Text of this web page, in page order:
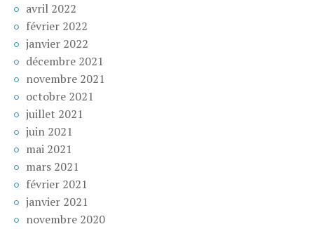
avril 2022
février 2022
janvier 2022
décembre 2021
novembre 2021
octobre 2021
juillet 2021
juin 2021
mai 2021
mars 2021
février 2021
janvier 2021
novembre 2020